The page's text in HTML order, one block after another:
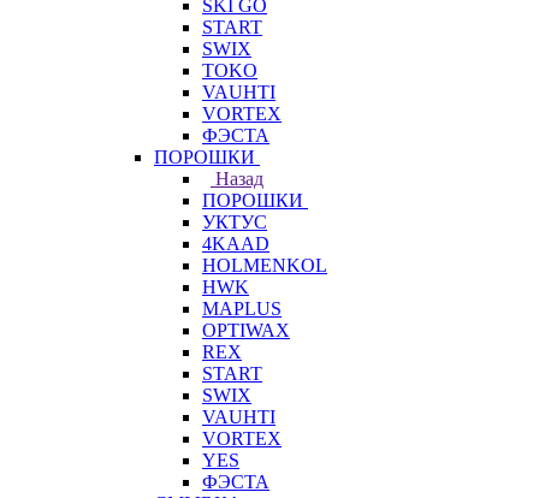
SKI GO
START
SWIX
TOKO
VAUHTI
VORTEX
ФЭСТА
ПОРОШКИ
Назад
ПОРОШКИ
УКТУС
4KAAD
HOLMENKOL
HWK
MAPLUS
OPTIWAX
REX
START
SWIX
VAUHTI
VORTEX
YES
ФЭСТА